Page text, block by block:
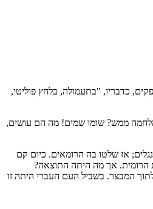
כדבריו, "בתעמולה, בלחץ פוליטי,
מלחמה ממש? שומו שמים! מה הם עושים,
אז שלטו בה הרומאים. כיום קם
הרומית. אך מה היתה התוצאה?
המבצר. בשביל העם העברי היתה זו